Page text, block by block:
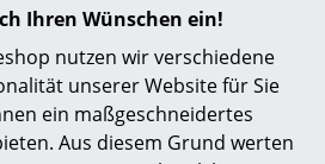
Ihren Wünschen ein!
nutzen wir verschiedene
unserer Website für Sie
ein maßgeschneidertes
Aus diesem Grund werten
Ort kontaktieren